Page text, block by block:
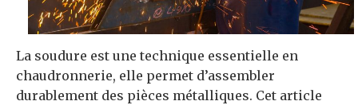
La soudure est une technique essentielle en
chaudronnerie, elle permet d’assembler
durablement des pièces métalliques. Cet article